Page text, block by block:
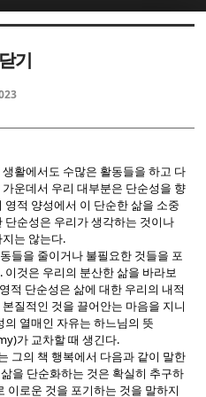
기
활에서도 수많은 활동들을 하고 다
가운데서 우리 대부분은 단순성을 향
영적 양성에서 이 단순한 삶을 소중
단순성은 우리가 생각하는 것이나
는 않는다.
들을 줄이거나 불필요한 것들을 포
. 이것은 우리의 분산한 삶을 바라보
영적 단순성은 삶에 대한 우리의 내적
질적인 것을 끌어안는 마음을 지니
의 열매인 자유는 하느님의 뜻
가 교차할 때 생긴다.
그의 책 행복에서 다음과 같이 말한
을 단순화하는 것은 확실히 추구하
이로운 것을 포기하는 것을 말하지
북5
치북5
북5
치북5